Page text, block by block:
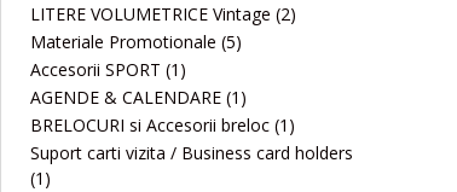
LITERE VOLUMETRICE Vintage (2)
Materiale Promotionale (5)
Accesorii SPORT (1)
AGENDE & CALENDARE (1)
BRELOCURI si Accesorii breloc (1)
Suport carti vizita / Business card holders
(1)